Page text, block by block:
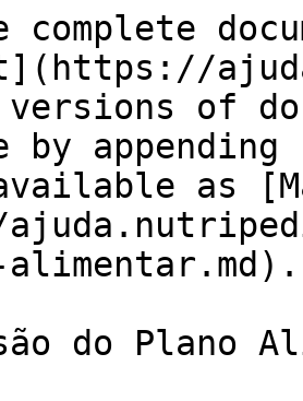
complete
versions of
by
as
do Plano